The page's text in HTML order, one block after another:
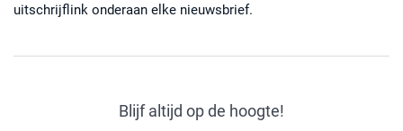
uitschrijflink onderaan elke nieuwsbrief.
Blijf altijd op de hoogte!